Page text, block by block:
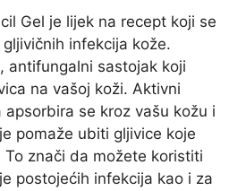
Gel je lijek na recept koji se
infekcija kože.
antifungalni sastojak koji
na vašoj koži. Aktivni
apsorbira se kroz vašu kožu i
pomaže ubiti gljivice koje
To znači da možete koristiti
postojećih infekcija kao i za